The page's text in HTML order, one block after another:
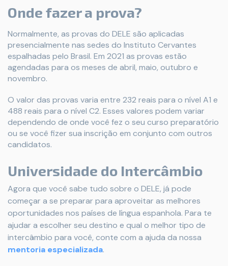
Onde fazer a prova?
Normalmente, as provas do DELE são aplicadas
presencialmente nas sedes do Instituto Cervantes
espalhadas pelo Brasil. Em 2021 as provas estão
agendadas para os meses de abril, maio, outubro e
novembro.
O valor das provas varia entre 232 reais para o nível A1 e
488 reais para o nível C2. Esses valores podem variar
dependendo de onde você fez o seu curso preparatório
ou se você fizer sua inscrição em conjunto com outros
candidatos.
Universidade do Intercâmbio
Agora que você sabe tudo sobre o DELE, já pode
começar a se preparar para aproveitar as melhores
oportunidades nos países de língua espanhola. Para te
ajudar a escolher seu destino e qual o melhor tipo de
intercâmbio para você, conte com a ajuda da nossa
mentoria especializada.